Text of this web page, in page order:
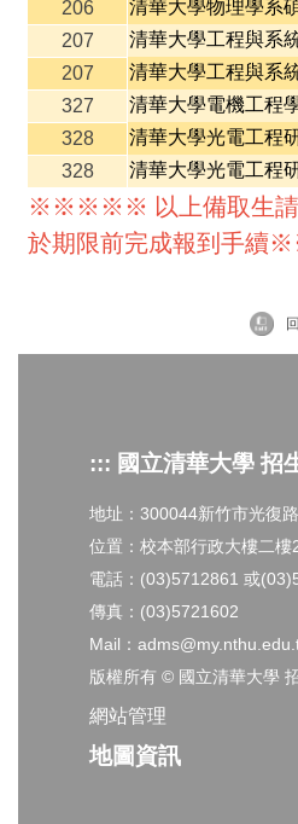
206
清華大學物理學系
207
清華大學工程與系
207
清華大學工程與系
327
清華大學電機工程
328
清華大學光電工程
328
清華大學光電工程
※※※※※ 以上備取生請
於期限前完成報到手
::: 國立清華大學 招
地址：300044新竹市光復
位置：校本部行政大樓二樓
電話：(03)5712861 或
傳真：(03)5721602
Mail：
版權所有 © 國立清華大學
網站管理
地圖資訊